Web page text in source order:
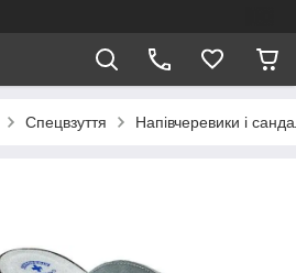
Спецвзуття Напівчеревики і